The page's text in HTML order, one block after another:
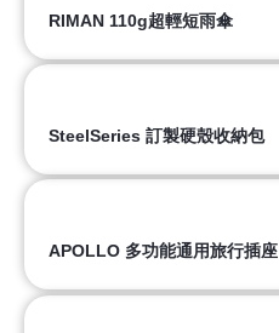
RIMAN 110g超輕短雨傘
SteelSeries 訂製硬殼收納包
APOLLO 多功能通用旅行插座